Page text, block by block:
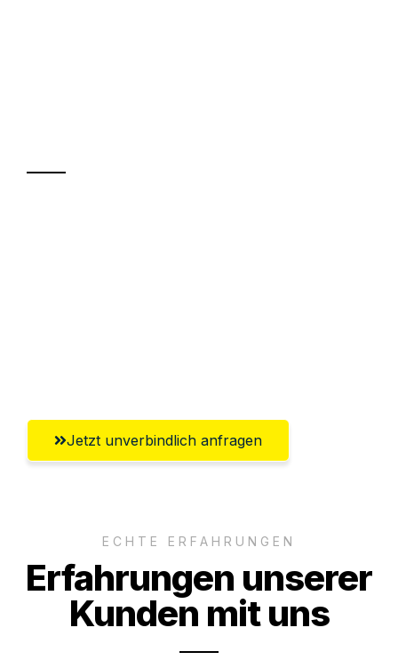
Jetzt unverbindlich anfragen
ECHTE ERFAHRUNGEN
Erfahrungen unserer
Kunden mit uns